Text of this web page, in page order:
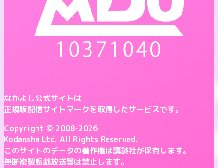
なかよし公式サイトは
正規版配信サイトマークを取得したサービスです。
Copyright © 2008-2026
Kodansha Ltd. All Rights Reserved.
このサイトのデータの著作権は講談社が保有します。
無断複製転載放送等は禁止します。